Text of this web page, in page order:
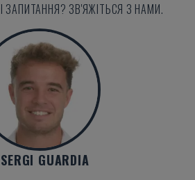
ЗАПИТАННЯ? ЗВ'ЯЖІТЬСЯ З НАМИ.
SERGI GUARDIA